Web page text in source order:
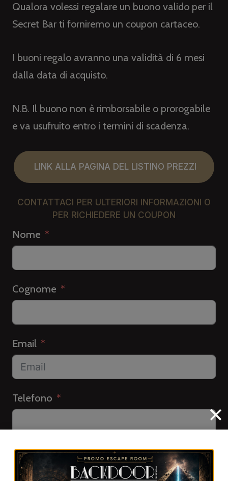
Qualora volessi regalare un buono valido per il
Secret Bar ti forniremo un coupon cartaceo.
I buoni regalo avranno una validità di 6 mesi
dalla data di acquisto.
N.B. Il buono non è rimborsabile o prorogabile
e va usufruito entro i termini di scadenza.
LINK ALLA PAGINA DEL LISTINO PREZZI
CONTATTACI PER ULTERIORI INFORMAZIONI O
PER RICHIEDERE UN COUPON
Nome
Cognome
Email
Telefono
Importo del regalo: